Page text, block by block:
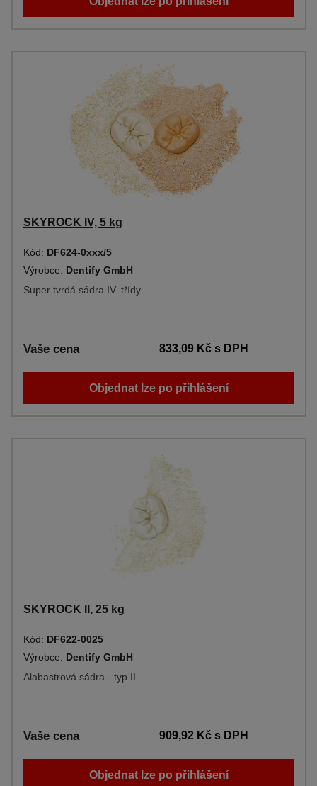
SKYROCK IV, 5 kg
Kód: DF624-0xxx/5
Výrobce: Dentify GmbH
Super tvrdá sádra IV. třídy.
Vaše cena 833,09 Kčs DPH
Objednat lze po přihlášení
SKYROCK II, 25 kg
Kód: DF622-0025
Výrobce: Dentify GmbH
Alabastrová sádra - typ II.
Vaše cena 909,92 Kčs DPH
Objednat lze po přihlášení